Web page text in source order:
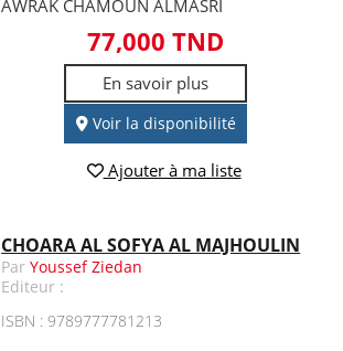
AWRAK CHAMOUN ALMASRI
77,000 TND
En savoir plus
Voir la disponibilité
Ajouter à ma liste
CHOARA AL SOFYA AL MAJHOULIN
ParYoussef Ziedan
Editeur :
ISBN : 9789777781213